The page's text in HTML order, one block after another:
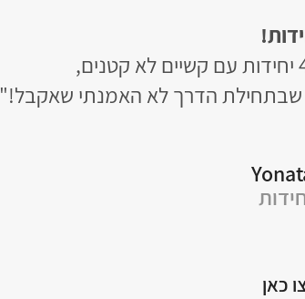
שבתחילת הדרך לא האמנתי שאקבל!"
כאן